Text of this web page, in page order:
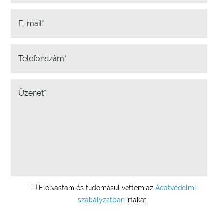
Elolvastam és tudomásul vettem az Adatvédelmi
szabályzatban írtakat.